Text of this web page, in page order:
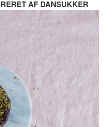
AF DANSUKKER